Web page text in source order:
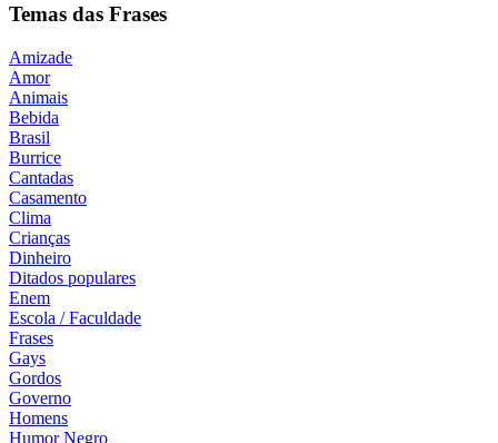
Temas das Frases
Amizade
Amor
Animais
Bebida
Brasil
Burrice
Cantadas
Casamento
Clima
Crianças
Dinheiro
Ditados populares
Enem
Escola / Faculdade
Frases
Gays
Gordos
Governo
Homens
Humor Negro